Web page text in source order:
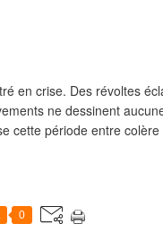
en crise. Des révoltes
ne dessinent
cette période entre colère
0